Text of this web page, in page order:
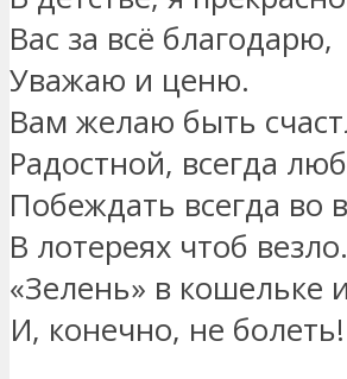
Вас за всё благодарю,
Уважаю и ценю.
Вам желаю быть
Радостной, всегда
Побеждать всегда во
В лотереях чтоб везло.
«Зелень» в кошельке
И, конечно, не болеть!